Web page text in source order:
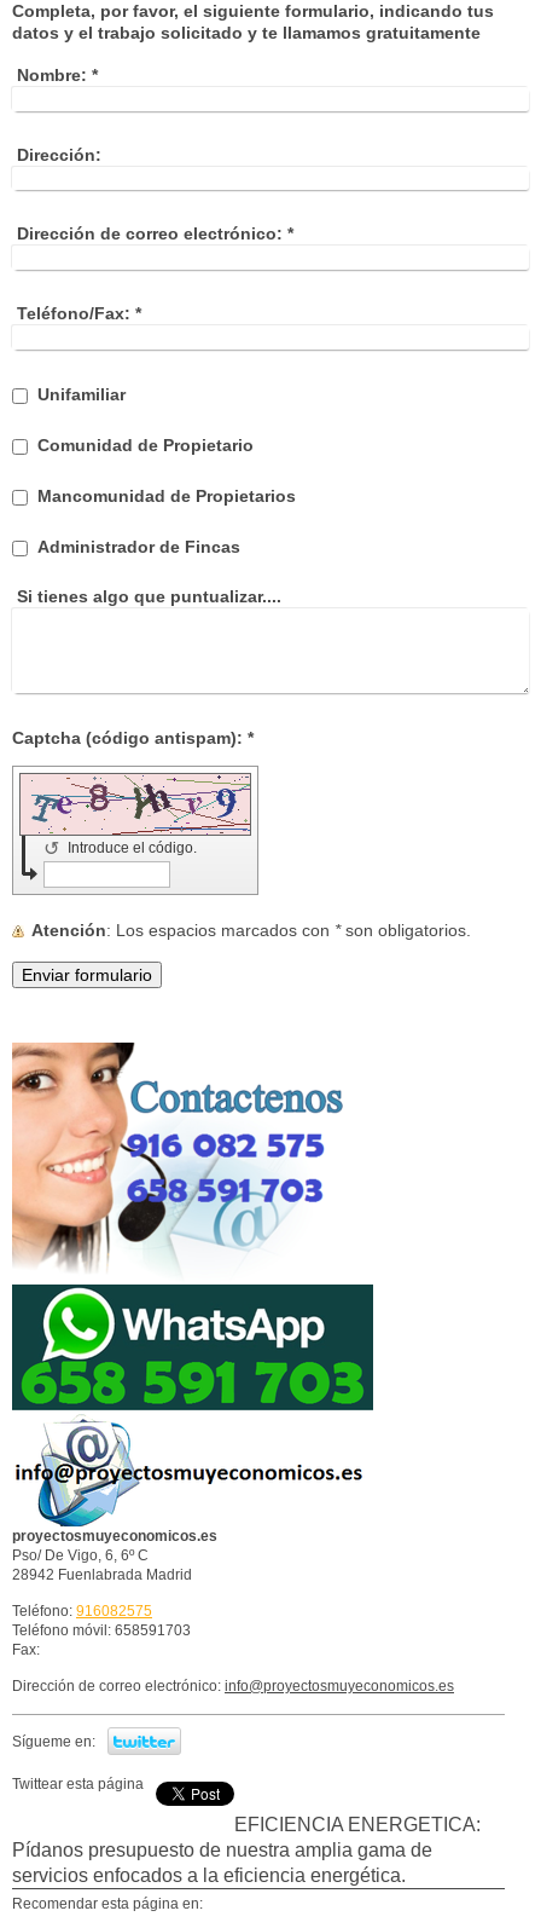
Completa, por favor, el siguiente formulario, indicando tus
datos y el trabajo solicitado y te llamamos gratuitamente
Nombre: *
Dirección:
Dirección de correo electrónico: *
Teléfono/Fax: *
Unifamiliar
Comunidad de Propietario
Mancomunidad de Propietarios
Administrador de Fincas
Si tienes algo que puntualizar....
Captcha (código antispam): *
Introduce el código.
↺
Atención : Los espacios marcados con *son obligatorios.
proyectosmuyeconomicos.es
Pso/ De Vigo, 6, 6º C
28942 Fuenlabrada Madrid
Teléfono: 916082575
Teléfono móvil: 658591703
Fax:
Dirección de correo electrónico: info@proyectosmuyeconomicos.es
Sígueme en:
Twittear esta página
EFICIENCIA ENERGETICA:
Pídanos presupuesto de nuestra amplia gama de
servicios enfocados a la eficiencia energética.
Recomendar esta página en: